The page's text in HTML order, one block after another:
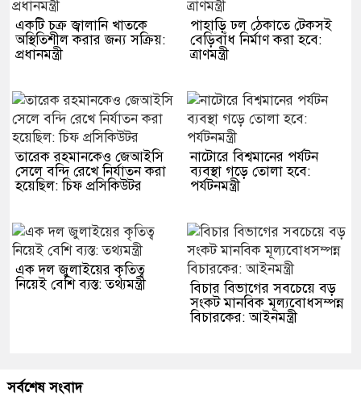
একটি চক্র জ্বালানি খাতকে
অস্থিতিশীল করার জন্য সক্রিয়:
প্রধানমন্ত্রী
পাহাড়ি ঢল ঠেকাতে টেকসই
বেড়িবাঁধ নির্মাণ করা হবে:
ত্রাণমন্ত্রী
তারেক রহমানকেও জেআইসি
সেলে বন্দি রেখে নির্যাতন করা
হয়েছিল: চিফ প্রসিকিউটর
নাটোরে বিশ্বমানের পর্যটন
ব্যবস্থা গড়ে তোলা হবে:
পর্যটনমন্ত্রী
এক দল জুলাইয়ের কৃতিত্ব
নিয়েই বেশি ব্যস্ত: তথ্যমন্ত্রী
বিচার বিভাগের সবচেয়ে বড়
সংকট মানবিক মূল্যবোধসম্পন্ন
বিচারকের: আইনমন্ত্রী
সর্বশেষ সংবাদ